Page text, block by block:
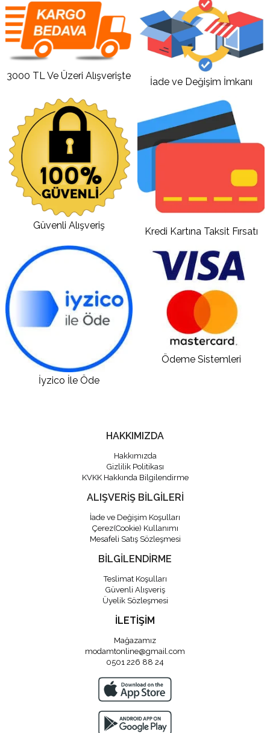
3000 TL Ve Üzeri Alışverişte
İade ve Değişim İmkanı
Güvenli Alışveriş
Kredi Kartına Taksit Fırsatı
İyzico İle Öde
Ödeme Sistemleri
HAKKIMIZDA
Hakkımızda
Gizlilik Politikası
KVKK Hakkında Bilgilendirme
ALIŞVERİŞ BİLGİLERİ
İade ve Değişim Koşulları
Çerez(Cookie) Kullanımı
Mesafeli Satış Sözleşmesi
BİLGİLENDİRME
Teslimat Koşulları
Güvenli Alışveriş
Üyelik Sözleşmesi
İLETİŞİM
Mağazamız
modamtonline@gmail.com
0501 226 88 24